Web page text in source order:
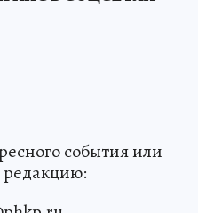
события или
редакцию: